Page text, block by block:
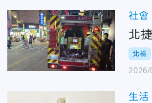
社會
北
北檢
2026/
生活